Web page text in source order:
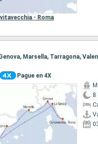
- Roma
Marsella, Tarragona,
Pague en 4X
8